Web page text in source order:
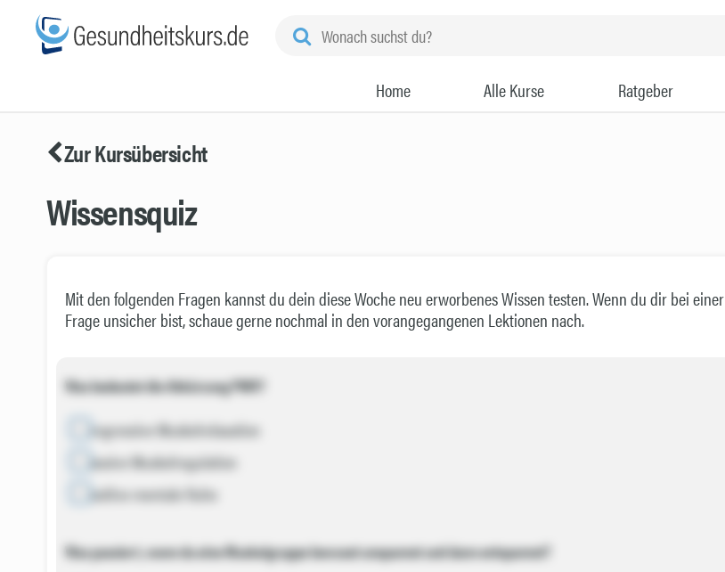
Home Alle Kurse Ratgeber
Zur Kursübersicht
Wissensquiz
Mit den folgenden Fragen kannst du dein diese Woche neu erworbenes Wissen testen. Wenn du dir bei einer
Frage unsicher bist, schaue gerne nochmal in den vorangegangenen Lektionen nach.
Was bedeutet die Abkürzung PMR?
Progressive Muskelrelaxation
Passive Muskelregulation
Positive mentale Ruhe
Was passiert, wenn du eine Muskelgruppe bewusst anspannst und dann entspannst?